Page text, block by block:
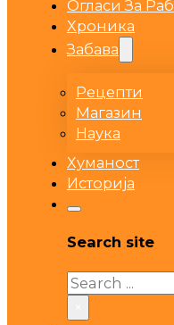
Огласи За
Хроника
Забава
Рецепти
Магазин
Наука
Хуманост
Историја
Search site
Search